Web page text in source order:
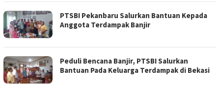
PTSBI Pekanbaru Salurkan Bantuan Kepada
Anggota Terdampak Banjir
Peduli Bencana Banjir, PTSBI Salurkan
Bantuan Pada Keluarga Terdampak di Bekasi